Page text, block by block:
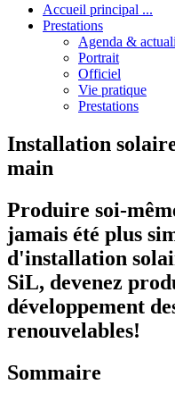
Accueil principal ...
Prestations
Agenda &
Portrait
Officiel
Vie pratique
Prestations
Installation
main
Produire soi-
jamais été plus
d'installation
SiL, devenez
développement
renouvelables!
Sommaire